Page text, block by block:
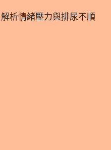
析情緒壓力與排尿不順